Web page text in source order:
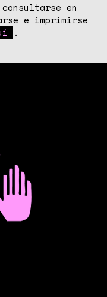
en
e imprimirse
.